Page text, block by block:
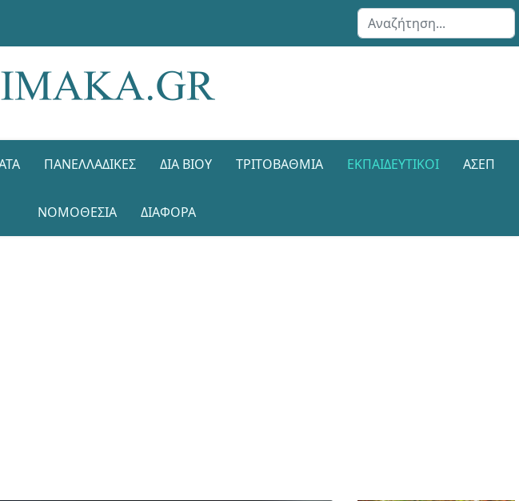
Αναζήτηση...
ΠΑΝΕΛΛΑΔΙΚΈΣ ΔΙΑ ΒΊΟΥ ΤΡΙΤΟΒΆΘΜΙΑ ΕΚΠΑΙΔΕΥΤΙΚΟΊ ΑΣΕΠ
ΝΟΜΟΘΕΣΊΑ ΔΙΑΦΟΡΑ